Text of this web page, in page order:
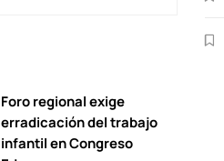
Foro regional exige
erradicación del trabajo
infantil en Congreso